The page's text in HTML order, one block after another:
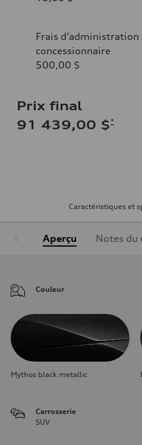
Frais d’administration
concessionnaire
500,00 $
Prix final
91 439,00 $*
Caractéristiques et
Aperçu Notes du
Couleur
Mythos black metallic
Carrosserie
SUV